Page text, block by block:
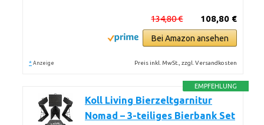
108,80 €
134,80 €
Bei Amazon ansehen
* Anzeige Preis inkl. MwSt., zzgl. Versandkosten
EMPFEHLUNG
Koll Living Bierzeltgarnitur
Nomad – 3-teiliges Bierbank Set